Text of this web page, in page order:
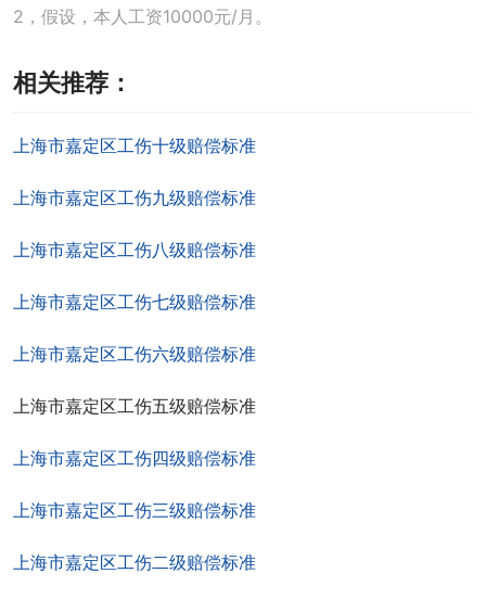
2，假设，本人工资10000元/月。
相关推荐：
上海市嘉定区工伤十级赔偿标准
上海市嘉定区工伤九级赔偿标准
上海市嘉定区工伤八级赔偿标准
上海市嘉定区工伤七级赔偿标准
上海市嘉定区工伤六级赔偿标准
上海市嘉定区工伤五级赔偿标准
上海市嘉定区工伤四级赔偿标准
上海市嘉定区工伤三级赔偿标准
上海市嘉定区工伤二级赔偿标准